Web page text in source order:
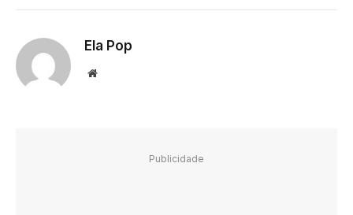
Ela Pop
Website
Publicidade